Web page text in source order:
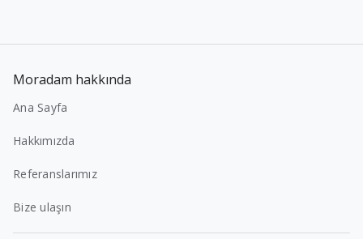
Moradam hakkında
Ana Sayfa
Hakkımızda
Referanslarımız
Bize ulaşın